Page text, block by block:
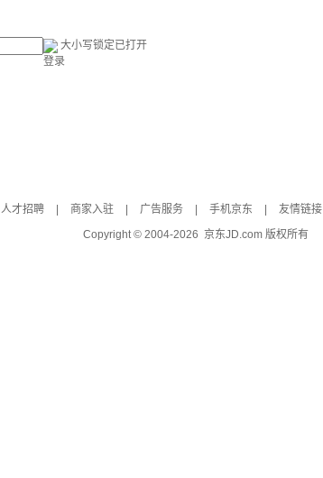
大小写锁定已打开
登录
人才招聘 商家入驻 广告服务 手机京东 友情链接
Copyright © 2004-2026 京东JD.com 版权所有